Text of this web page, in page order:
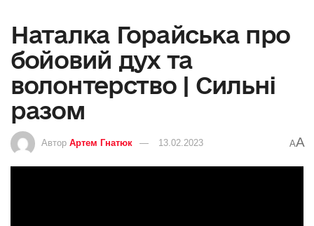
Наталка Горайська про
бойовий дух та
волонтерство | Сильні
разом
Автор Артем Гнатюк 13.02.2023 AA